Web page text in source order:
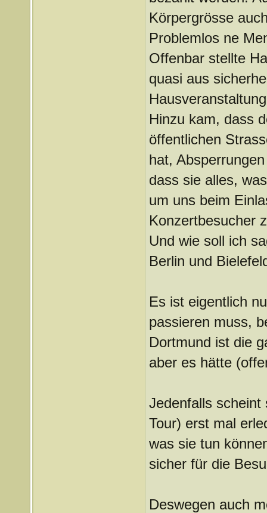
Körpergrösse
Problemlos ne
Offenbar stellte
quasi aus
Hinzu kam, dass
öffentlichen
hat,
dass sie alles,
um uns beim
Konzertbesucher
Und wie soll ich
Berlin und
Es ist eigentlich
passieren muss,
Dortmund ist die
aber es hätte
Jedenfalls
Tour) erst mal
was sie tun
sicher für die
Deswegen auch